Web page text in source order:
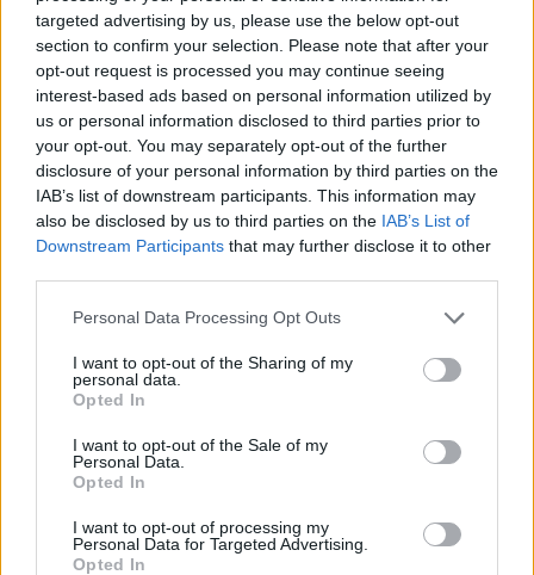
targeted advertising by us, please use the below opt-out
section to confirm your selection. Please note that after your
opt-out request is processed you may continue seeing
interest-based ads based on personal information utilized by
us or personal information disclosed to third parties prior to
your opt-out. You may separately opt-out of the further
disclosure of your personal information by third parties on the
IAB’s list of downstream participants. This information may
also be disclosed by us to third parties on the IAB’s List of
Downstream Participants that may further disclose it to other
Personal Data Processing Opt Outs
I want to opt-out of the Sharing of my
personal data.
Opted In
I want to opt-out of the Sale of my
Personal Data.
Opted In
I want to opt-out of processing my
Personal Data for Targeted Advertising.
Opted In
περιοχές είχαν τις
περισσότερες παραβάσεις
ΣΉΜΕΡΑ
Οι έλεγχοι στις παραλίες συνεχίζονται με
drones, ψηφιακά εργαλεία και
καταγγελίες πολιτών, καθώς οι
Κτηματικές Υπηρεσίες εντείνουν τις
αυτοψίες σε όλη τη χώρα
Φωτιά στο Ρέθυμνο: Οι
τέσσερις «ήρωες της
ανθρώπους
Καθοριστική ήταν η συμβολή τεσσάρων
ώρα που η πυρκαγιά απειλούσε τις δύο